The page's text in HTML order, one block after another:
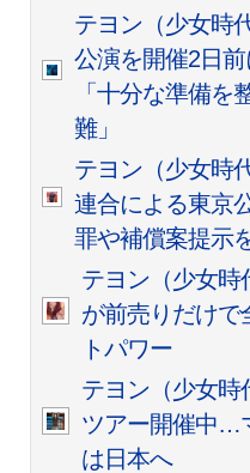
テヨン（少女時
公演を開催2日
「十分な準備を
難」
テヨン（少女時
連合による東京
罪や補償案提示
テヨン（少女時
が前売りだけ
トパワー
テヨン（少女時
ツアー開催中…
は日本へ